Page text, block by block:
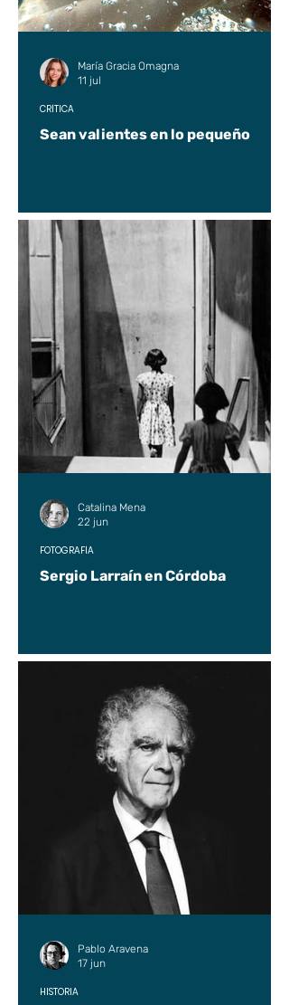
Sean valientes en lo pequeño
CRÍTICA
María Gracia Omagna
11 jul
Sergio Larraín en Córdoba
FOTOGRAFÍA
Catalina Mena
22 jun
HISTORIA
Pablo Aravena
17 jun